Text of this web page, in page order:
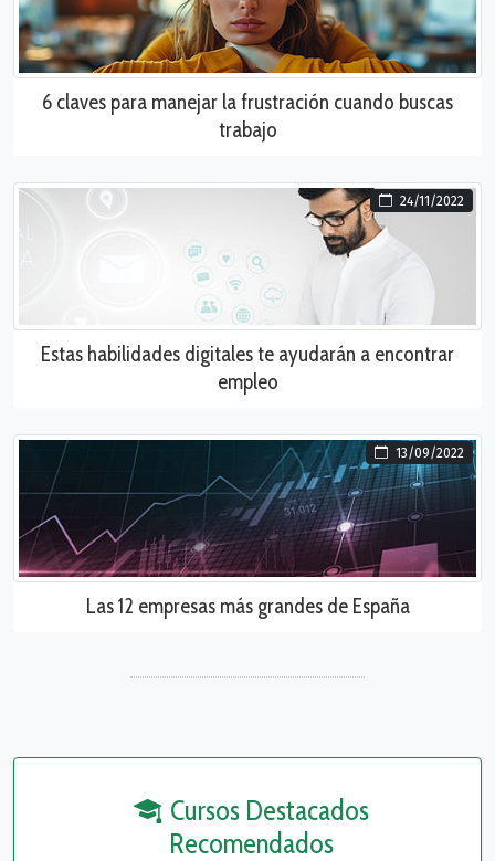
6 claves para manejar la frustración cuando buscas
trabajo
24/11/2022
Estas habilidades digitales te ayudarán a encontrar
empleo
13/09/2022
Las 12 empresas más grandes de España
Cursos Destacados
Recomendados